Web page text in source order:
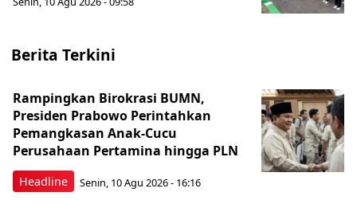
Berita Terkini
Headline
Rampingkan Birokrasi BUMN,
Presiden Prabowo Perintahkan
Pemangkasan Anak-Cucu
Perusahaan Pertamina hingga PLN
Senin, 10 Agu 2026 - 16:16